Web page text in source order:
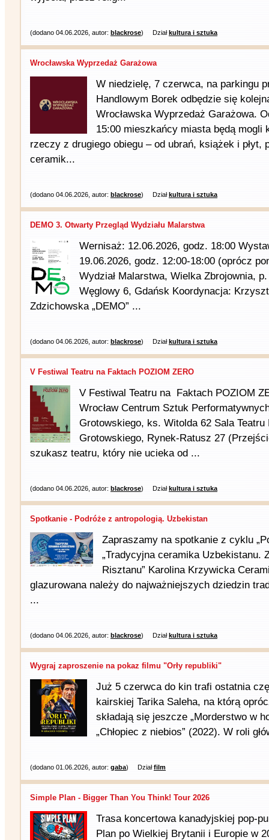
(dodano 04.06.2026, autor: blackrose) Działkultura i sztuka
Wrocławska Wyprzedaż Garażowa
W niedzielę, 7 czerwca, na parkingu
Handlowym Borek odbędzie się
Wrocławska Wyprzedaż Garażowa.
15:00 mieszkańcy miasta będą mogli
rzeczy z drugiego obiegu – od ubrań, książek i płyt,
ceramik...
(dodano 04.06.2026, autor: blackrose) Działkultura i sztuka
DEMO 3. Otwarty Przegląd Wydziału Malarstwa
Wernisaż: 12.06.2026, godz. 18:00
19.06.2026, godz. 12:00-18:00 (oprócz
Wydział Malarstwa, Wielka Zbrojownia,
Węglowy 6, Gdańsk Koordynacja:
Zdzichowska „DEMO” ...
(dodano 04.06.2026, autor: blackrose) Działkultura i sztuka
V Festiwal Teatru na Faktach POZIOM ZERO
V Festiwal Teatru na Faktach POZIOM
Wrocław Centrum Sztuk
Grotowskiego, ks. Witolda 62 Sala
Grotowskiego, Rynek-Ratusz 27
szukasz teatru, który nie ucieka od ...
(dodano 04.06.2026, autor: blackrose) Działkultura i sztuka
Spotkanie - Podróże z antropologią. Uzbekistan
Zapraszamy na spotkanie z cyklu
„Tradycyjna ceramika Uzbekistanu.
Risztanu” Karolina Krzywicka
glazurowana należy do najważniejszych dziedzin
...
(dodano 04.06.2026, autor: blackrose) Działkultura i sztuka
Wygraj zaproszenie na pokaz filmu "Orły republiki"
Już 5 czerwca do kin trafi ostatnia
kairskiej Tarika Saleha, na którą
składają się jeszcze „Morderstwo w
„Chłopiec z niebios” (2022). W roli
(dodano 01.06.2026, autor: gaba) Działfilm
Simple Plan - Bigger Than You Think! Tour 2026
Trasa koncertowa kanadyjskiej pop-
Plan po Wielkiej Brytanii i Europie w